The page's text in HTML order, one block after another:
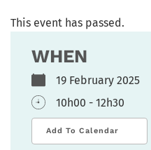
This event has passed.
WHEN
19 February 2025
10h00 - 12h30
Add To Calendar